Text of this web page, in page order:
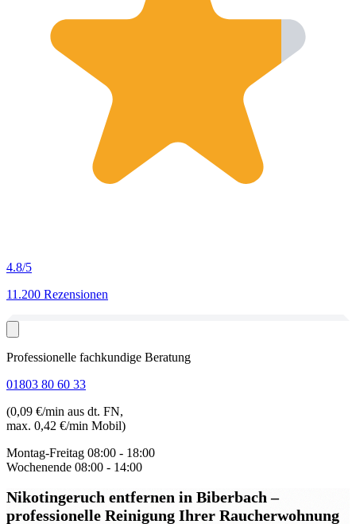
4.8/5
11.200 Rezensionen
Professionelle fachkundige Beratung
01803 80 60 33
(0,09 €/min aus dt. FN,
max. 0,42 €/min Mobil)
Montag-Freitag 08:00 - 18:00
Wochenende 08:00 - 14:00
Nikotingeruch entfernen in Biberbach–
professionelle Reinigung Ihrer Raucherwohnung